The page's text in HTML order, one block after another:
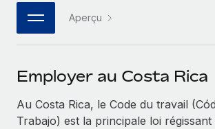
Connectez n'importe quel outil d’IA à
notre MCP
Rationalisez vos processus avec des
SERVICES
Les RH à l’international pour les grandes
Partenaires stratégiques de la tech
Devenir partenaire
Descriptions de postes
Événements
Salle de presse
한국어
Aperçu
Employer au Costa Rica
Au Costa Rica, le Code du travail
Trabajo) est la principale loi régissant